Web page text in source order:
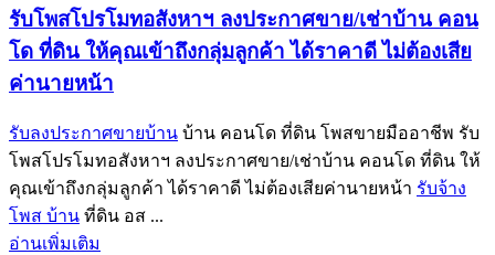
รับโพสโปรโมทอสังหาฯ ลงประกาศขาย/เช่าบ้าน คอน
โด ที่ดิน ให้คุณเข้าถึงกลุ่มลูกค้า ได้ราคาดี ไม่ต้องเสีย
ค่านายหน้า
รับลงประกาศขายบ้าน บ้าน คอนโด ที่ดิน โพสขายมืออาชีพ รับ
โพสโปรโมทอสังหาฯ ลงประกาศขาย/เช่าบ้าน คอนโด ที่ดิน ให้
คุณเข้าถึงกลุ่มลูกค้า ได้ราคาดี ไม่ต้องเสียค่านายหน้า รับจ้าง
โพส บ้าน ที่ดิน อส ...
อ่านเพิ่มเติม